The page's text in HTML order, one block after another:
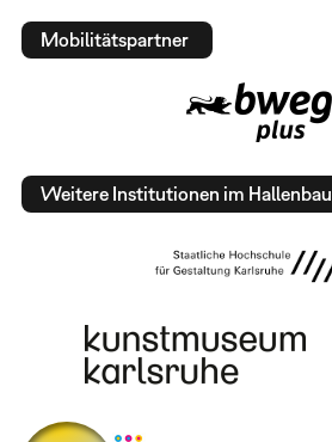
Mobilitätspartner
Weitere Institutionen im Hallenbau